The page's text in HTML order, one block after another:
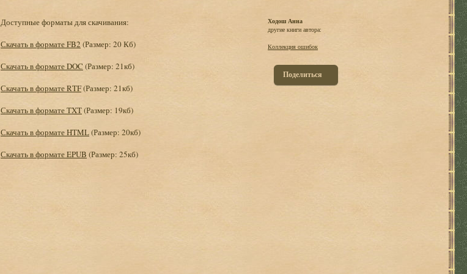
Доступные форматы для скачивания:
Скачать в формате FB2 (Размер: 20 Кб)
Скачать в формате DOC (Размер: 21кб)
Скачать в формате RTF(Размер: 21кб)
Скачать в формате TXT(Размер: 19кб)
Скачать в формате HTML(Размер: 20кб)
Скачать в формате EPUB (Размер: 25кб)
Ходош Анна
другие книги автора:
Коллекция ошибок
Поделиться